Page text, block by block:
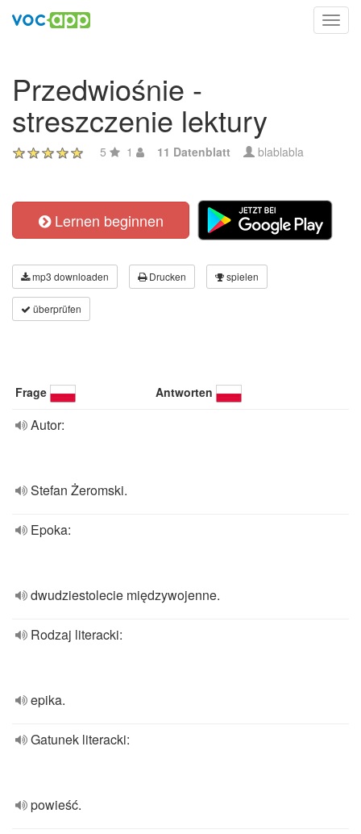
Przedwiośnie -
streszczenie lektury
5 1 11 Datenblatt blablabla
Lernen beginnen
mp3 downloaden Drucken spielen
überprüfen
Frage Antworten
Autor:
Stefan Żeromski.
Epoka:
dwudziestolecie międzywojenne.
Rodzaj literacki:
epika.
Gatunek literacki:
powieść.